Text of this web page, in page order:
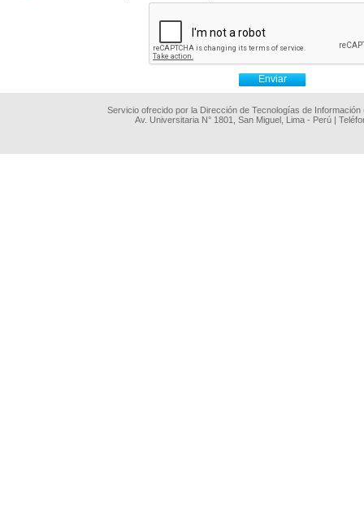
Servicio ofrecido por la Dirección de Tecnologías de
Av. Universitaria N° 1801, San Miguel, Lima - Perú |